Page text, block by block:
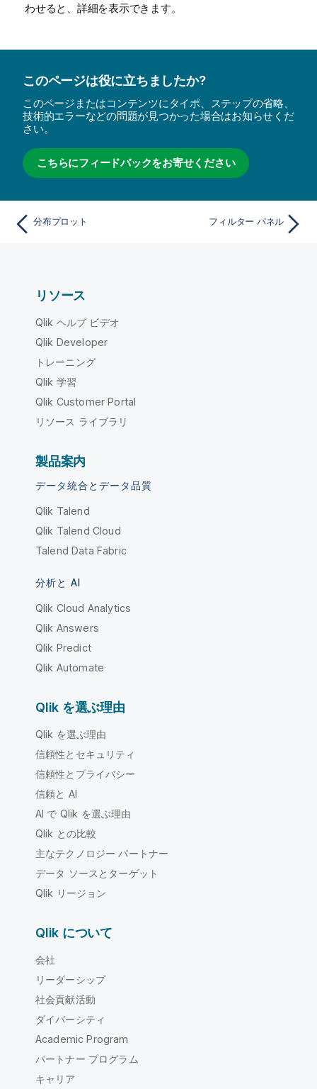
わせると、詳細を表示できます。
このページは役に立ちましたか?
このページまたはコンテンツにタイポ、ステップの省略、
技術的エラーなどの問題が見つかった場合はお知らせくだ
さい。
こちらにフィードバックをお寄せください
分布プロット フィルター パネル
リソース
Qlik ヘルプ ビデオ
Qlik Developer
トレーニング
Qlik 学習
Qlik Customer Portal
リソース ライブラリ
製品案内
データ統合とデータ品質
Qlik Talend
Qlik Talend Cloud
Talend Data Fabric
分析と AI
Qlik Cloud Analytics
Qlik Answers
Qlik Predict
Qlik Automate
Qlik を選ぶ理由
Qlik を選ぶ理由
信頼性とセキュリティ
信頼性とプライバシー
信頼と AI
AI で Qlik を選ぶ理由
Qlik との比較
主なテクノロジー パートナー
データ ソースとターゲット
Qlik リージョン
Qlik について
会社
リーダーシップ
社会貢献活動
ダイバーシティ
Academic Program
パートナー プログラム
キャリア